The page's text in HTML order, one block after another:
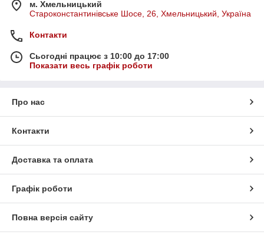
м. Хмельницький
Староконстантинівське Шосе, 26, Хмельницький, Україна
Контакти
Сьогодні працює з 10:00 до 17:00
Показати весь графік роботи
Про нас
Контакти
Доставка та оплата
Графік роботи
Повна версія сайту